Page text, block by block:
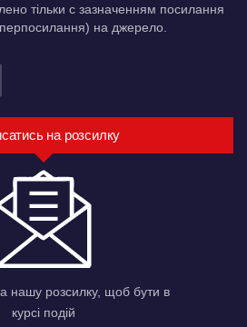
тільки c зазначенням посилання
на джерело.
на розсилку
нашу розсилку, щоб бути в
курсі подій